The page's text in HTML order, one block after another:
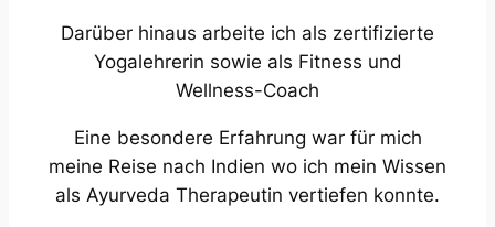
Darüber hinaus arbeite ich als zertifizierte
Yogalehrerin sowie als Fitness und
Wellness-Coach
Eine besondere Erfahrung war für mich
meine Reise nach Indien wo ich mein Wissen
als Ayurveda Therapeutin vertiefen konnte.